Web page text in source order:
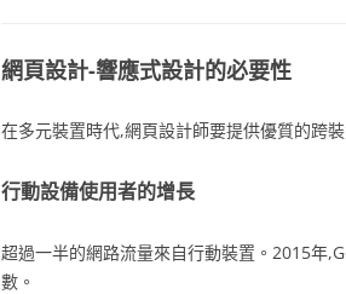
網頁設計-響應式設計的必要性
在多元裝置時代,網頁設計師要提供優質的跨
行動設備使用者的增長
超過一半的網路流量來自行動裝置。2015年
數。